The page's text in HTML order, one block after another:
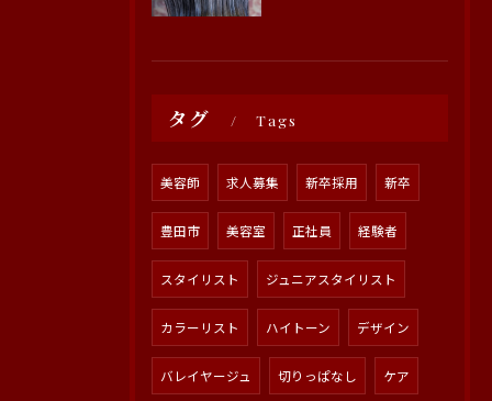
タグ Tags
美容師 求人募集 新卒採用 新卒
豊田市 美容室 正社員 経験者
スタイリスト ジュニアスタイリスト
カラーリスト ハイトーン デザイン
バレイヤージュ 切りっぱなし ケア